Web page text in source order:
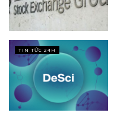
TIN TỨC 24H